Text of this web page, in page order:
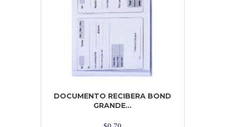
DOCUMENTO RECIBERA BOND
GRANDE...